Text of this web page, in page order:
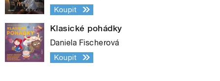
Koupit
Klasické pohádky
Daniela Fischerová
Koupit